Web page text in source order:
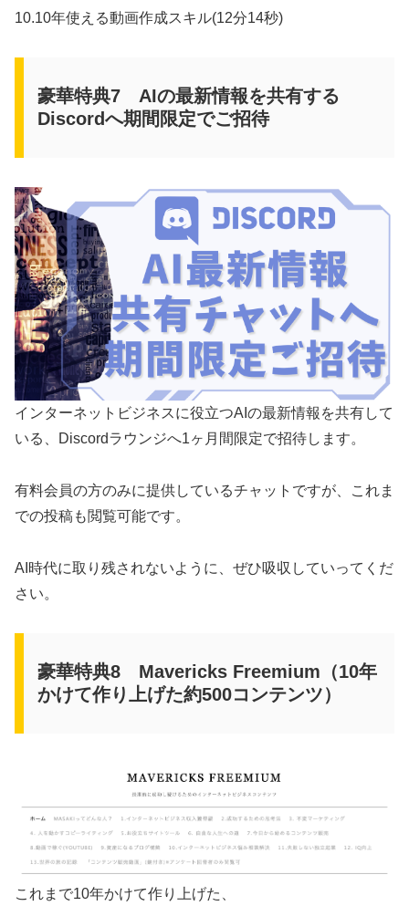
10.10年使える動画作成スキル(12分14秒)
豪華特典7 AIの最新情報を共有する
Discordへ期間限定でご招待
インターネットビジネスに役立つAIの最新情報を共有して
いる、Discordラウンジへ1ヶ月間限定で招待します。
有料会員の方のみに提供しているチャットですが、これま
での投稿も閲覧可能です。
AI時代に取り残されないように、ぜひ吸収していってくだ
さい。
豪華特典8 Mavericks Freemium（10年
かけて作り上げた約500コンテンツ）
これまで10年かけて作り上げた、